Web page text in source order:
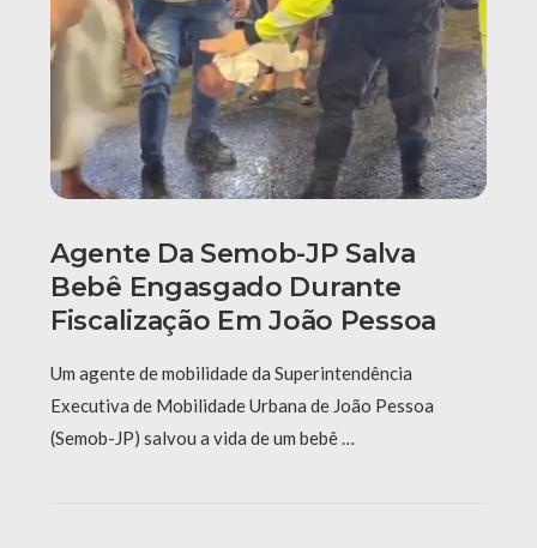
Agente Da Semob-JP Salva
Bebê Engasgado Durante
Fiscalização Em João Pessoa
Um agente de mobilidade da Superintendência
Executiva de Mobilidade Urbana de João Pessoa
(Semob-JP) salvou a vida de um bebê …